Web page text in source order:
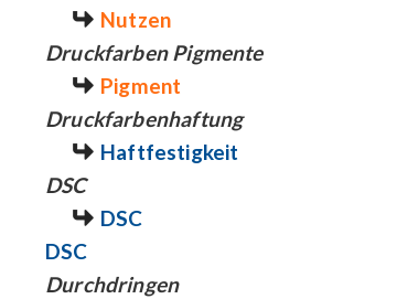
Nutzen
Druckfarben Pigmente
Pigment
Druckfarbenhaftung
Haftfestigkeit
DSC
DSC
DSC
Durchdringen